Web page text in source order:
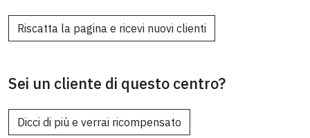
Riscatta la pagina e ricevi nuovi clienti
Sei un cliente di questo centro?
Dicci di più e verrai ricompensato